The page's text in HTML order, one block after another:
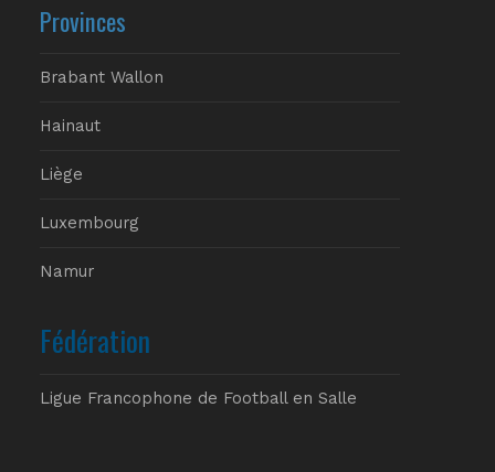
Provinces
Brabant Wallon
Hainaut
Liège
Luxembourg
Namur
Fédération
Ligue Francophone de Football en Salle